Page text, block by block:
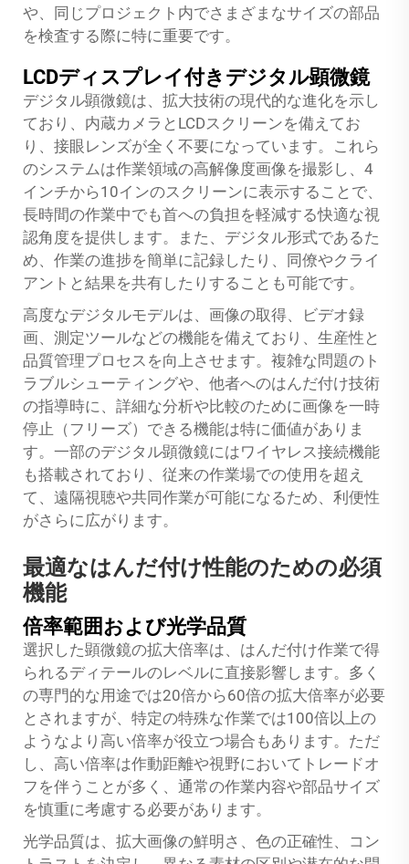
や、同じプロジェクト内でさまざまなサイズの部品
を検査する際に特に重要です。
LCDディスプレイ付きデジタル顕微鏡
デジタル顕微鏡は、拡大技術の現代的な進化を示し
ており、内蔵カメラとLCDスクリーンを備えてお
り、接眼レンズが全く不要になっています。これら
のシステムは作業領域の高解像度画像を撮影し、4
インチから10インのスクリーンに表示することで、
長時間の作業中でも首への負担を軽減する快適な視
認角度を提供します。また、デジタル形式であるた
め、作業の進捗を簡単に記録したり、同僚やクライ
アントと結果を共有したりすることも可能です。
高度なデジタルモデルは、画像の取得、ビデオ録
画、測定ツールなどの機能を備えており、生産性と
品質管理プロセスを向上させます。複雑な問題のト
ラブルシューティングや、他者へのはんだ付け技術
の指導時に、詳細な分析や比較のために画像を一時
停止（フリーズ）できる機能は特に価値がありま
す。一部のデジタル顕微鏡にはワイヤレス接続機能
も搭載されており、従来の作業場での使用を超え
て、遠隔視聴や共同作業が可能になるため、利便性
がさらに広がります。
最適なはんだ付け性能のための必須
機能
倍率範囲および光学品質
選択した顕微鏡の拡大倍率は、はんだ付け作業で得
られるディテールのレベルに直接影響します。多く
の専門的な用途では20倍から60倍の拡大倍率が必要
とされますが、特定の特殊な作業では100倍以上の
ようなより高い倍率が役立つ場合もあります。ただ
し、高い倍率は作動距離や視野においてトレードオ
フを伴うことが多く、通常の作業内容や部品サイズ
を慎重に考慮する必要があります。
光学品質は、拡大画像の鮮明さ、色の正確性、コン